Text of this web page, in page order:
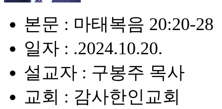
본문 : 마태복음 20:20-28
일자 : .2024.10.20.
설교자 : 구봉주 목사
교회 : 감사한인교회